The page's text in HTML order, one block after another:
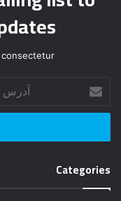
ر
ا
م
ی
Categories